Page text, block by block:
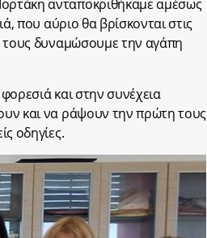
ανταποκριθήκαμε αμέσως
που αύριο θα βρίσκονται στις
τους δυναμώσουμε την αγάπη
και στην συνέχεια
και να ράψουν την πρώτη τους
οδηγίες.